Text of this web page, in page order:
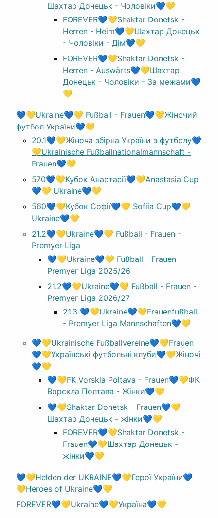
Шахтар Донецьк - Чоловіки💙💛
FOREVER💙💛Shaktar Donetsk -
Herren - Heim💙💛Шахтар Донецьк
- Чоловіки - Дім💙💛
FOREVER💙💛Shaktar Donetsk -
Herren - Auswärts💙💛Шахтар
Донецьк - Чоловіки - За межами💙
💛
💙💛Ukraine💙💛 Fußball - Frauen💙💛Жіночий
футбол України💙💛
20.1💙💛Жіноча збірна України з футболу💙
💛Ukrainische Fußballnationalmannschaft -
Frauen💙💛
570💙💛Кубок Анастасії💙💛Anastasia Cup
💙💛 Ukraine💙💛
560💙💛Кубок Софії💙💛 Sofiia Cup💙💛
Ukraine💙💛
21.2💙💛Ukraine💙💛 Fußball - Frauen -
Premyer Liga
💙💛Ukraine💙💛 Fußball - Frauen -
Premyer Liga 2025/26
21.2💙💛Ukraine💙💛 Fußball - Frauen -
Premyer Liga 2026/27
21.3 💙💛Ukraine💙💛Frauenfußball
- Premyer Liga Mannschaften💙💛
💙💛Ukrainische Fußballvereine💙💛Frauen
💙💛Українські футбольні клуби💙💛Жіночі
💙💛
💙💛FK Vorskla Poltava - Frauen💙💛ФК
Ворскла Полтава - Жінки💙💛
💙💛Shaktar Donetsk - Frauen💙💛
Шахтар Донецьк - жінки💙💛
FOREVER💙💛Shaktar Donetsk -
Frauen💙💛Шахтар Донецьк -
жінки💙💛
💙💛Helden der UKRAINE💙💛Герої України💙
💛Heroes of Ukraine💙💛
FOREVER💙💛Ukraine💙💛Україна💙💛